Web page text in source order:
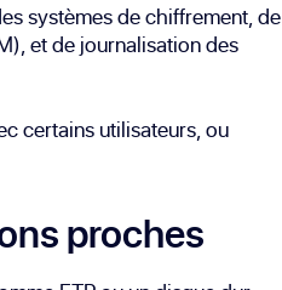
systèmes de chiffrement, de
et de journalisation des
certains utilisateurs, ou
proches